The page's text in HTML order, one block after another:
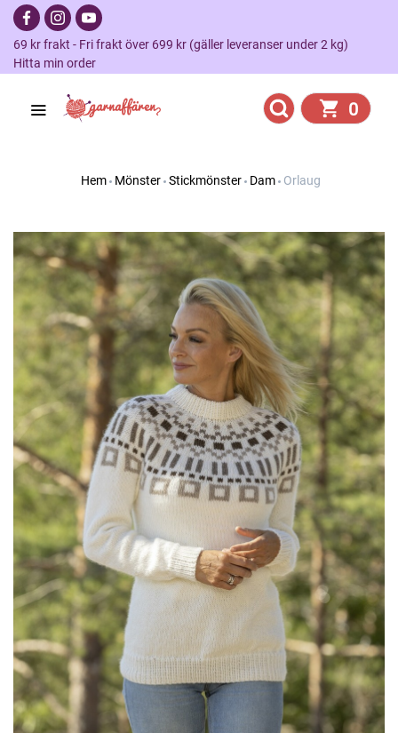
69 kr frakt - Fri frakt över 699 kr (gäller leveranser under 2 kg)
Hitta min order
0
Hem Mönster Stickmönster Dam Orlaug